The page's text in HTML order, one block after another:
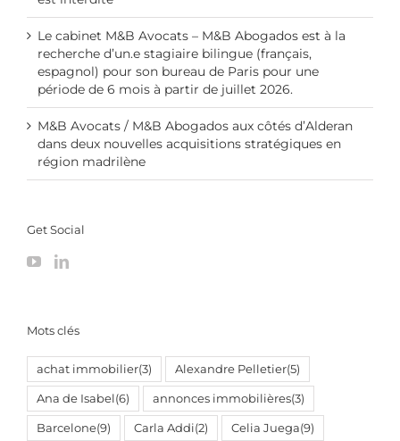
Le cabinet M&B Avocats – M&B Abogados est à la
recherche d’un.e stagiaire bilingue (français,
espagnol) pour son bureau de Paris pour une
période de 6 mois à partir de juillet 2026.
M&B Avocats / M&B Abogados aux côtés d’Alderan
dans deux nouvelles acquisitions stratégiques en
région madrilène
Get Social
Mots clés
achat immobilier(3) Alexandre Pelletier(5)
Ana de Isabel (6) annonces immobilières(3)
Barcelone(9) Carla Addi(2) Celia Juega(9)